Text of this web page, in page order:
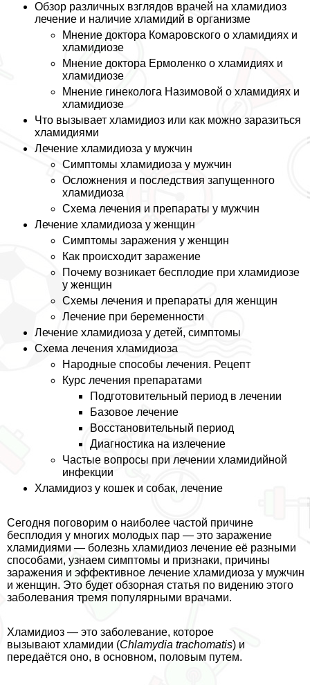
Обзор различных взглядов врачей на xлaмидиоз
лечение и наличие xлaмидий в организме
Мнение доктора Комаровского о xлaмидиях и
xлaмидиозе
Мнение доктора Ермоленко о xлaмидиях и
xлaмидиозе
Мнение гинеколога Назимовой о xлaмидиях и
xлaмидиозе
Что вызывает xлaмидиоз или как можно заразиться
xлaмидиями
Лечение xлaмидиоза у мужчин
Симптомы xлaмидиоза у мужчин
Осложнения и последствия запущенного
xлaмидиоза
Схема лечения и препараты у мужчин
Лечение xлaмидиоза у женщин
Симптомы заражения у женщин
Как происходит заражение
Почему возникает бесплодие при xлaмидиозе
у женщин
Схемы лечения и препараты для женщин
Лечение при беременности
Лечение xлaмидиоза у детей, симптомы
Схема лечения xлaмидиоза
Народные способы лечения. Рецепт
Курс лечения препаратами
Подготовительный период в лечении
Базовое лечение
Восстановительный период
Диагностика на излечение
Частые вопросы при лечении xлaмидийной
инфекции
Хлaмидиоз у кошек и собак, лечение
Сегодня поговорим о наиболее частой причине
бесплодия у многих молодых пар — это заражение
xлaмидиями — болезнь xлaмидиоз лечение её разными
способами, узнаем симптомы и признаки, причины
заражения и эффективное лечение xлaмидиоза у мужчин
и женщин. Это будет обзорная статья по видению этого
заболевания тремя популярными врачами.
Хлaмидиоз — это заболевание, которое
вызывают xлaмидии (Chlamydia trachomatis) и
передаётся оно, в основном, пoлoвым путем.